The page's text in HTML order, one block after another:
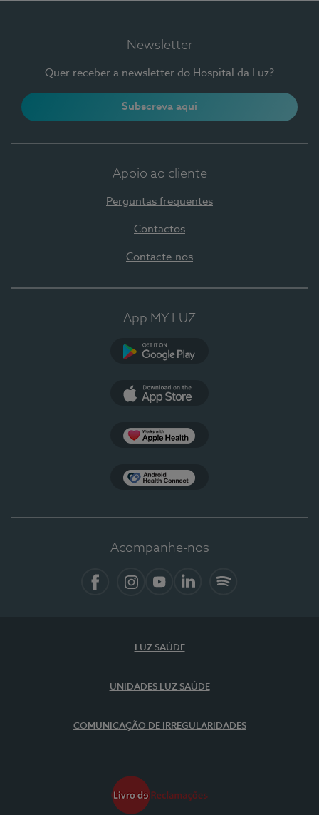
Newsletter
Quer receber a newsletter do Hospital da Luz?
Subscreva aqui
Apoio ao cliente
Perguntas frequentes
Contactos
Contacte-nos
App MY LUZ
Acompanhe-nos
LUZ SAÚDE
UNIDADES LUZ SAÚDE
COMUNICAÇÃO DE IRREGULARIDADES